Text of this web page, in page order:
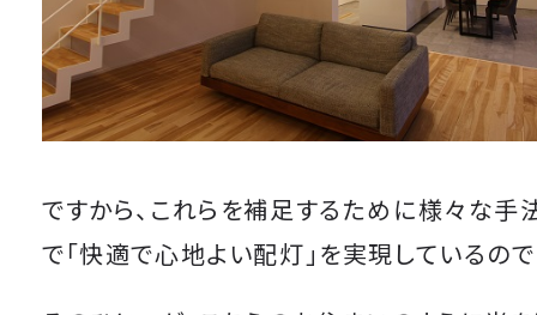
ですから、これらを補足するために様々な手
で「快適で心地よい配灯」を実現しているので